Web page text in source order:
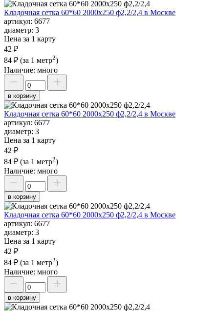
Кладочная сетка 60*60 2000х250 ф2,2/2,4 в Москве
артикул: 6677
диаметр: 3
Цена за 1 карту
42 ₽
84 ₽ (за 1 метр2)
Наличие: много
в корзину
Кладочная сетка 60*60 2000х250 ф2,2/2,4 в Москве
артикул: 6677
диаметр: 3
Цена за 1 карту
42 ₽
84 ₽ (за 1 метр2)
Наличие: много
в корзину
Кладочная сетка 60*60 2000х250 ф2,2/2,4 в Москве
артикул: 6677
диаметр: 3
Цена за 1 карту
42 ₽
84 ₽ (за 1 метр2)
Наличие: много
в корзину